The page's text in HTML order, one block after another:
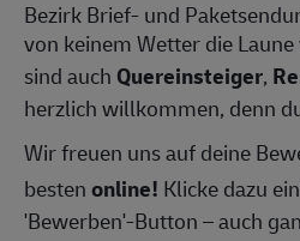
Bezirk Brief- und
von keinem Wetter die
sind auch Quereinsteiger,
herzlich willkommen, denn
Wir freuen uns auf deine
bestenonline! Klicke dazu
'Bewerben'-Button – auch